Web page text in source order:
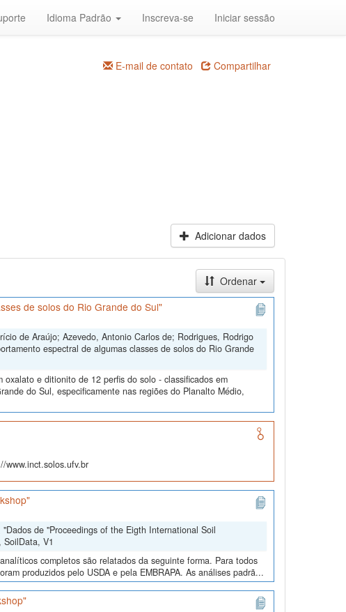
Idioma Padrão Inscreva-se Iniciar sessão
E-mail de contato Compartilhar
Adicionar dados
Ordenar
de solos do Rio Grande do Sul"
de Araújo; Azevedo, Antonio Carlos de; Rodrigues, Rodrigo
espectral de algumas classes de solos do Rio Grande
e ditionito de 12 perfis do solo - classificados em
do Sul, especificamente nas regiões do Planalto Médio,
www.inct.solos.ufv.br
de "Proceedings of the Eigth International Soil
SoilData, V1
completos são relatados da seguinte forma. Para todos
produzidos pelo USDA e pela EMBRAPA. As análises padrã...